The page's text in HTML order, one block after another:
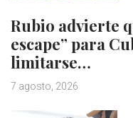
Rubio advierte
escape” para
limitarse…
7 agosto, 2026